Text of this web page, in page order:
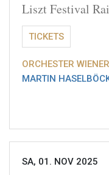
Liszt Festival
TICKETS
ORCHESTER
MARTIN
SA, 01. NOV 2025